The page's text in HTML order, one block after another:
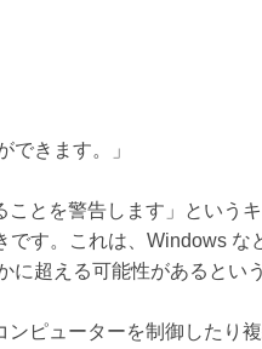
できます。」
ことを警告します」という
す。これは、Windows
超える可能性があるとい
ピューターを制御したり